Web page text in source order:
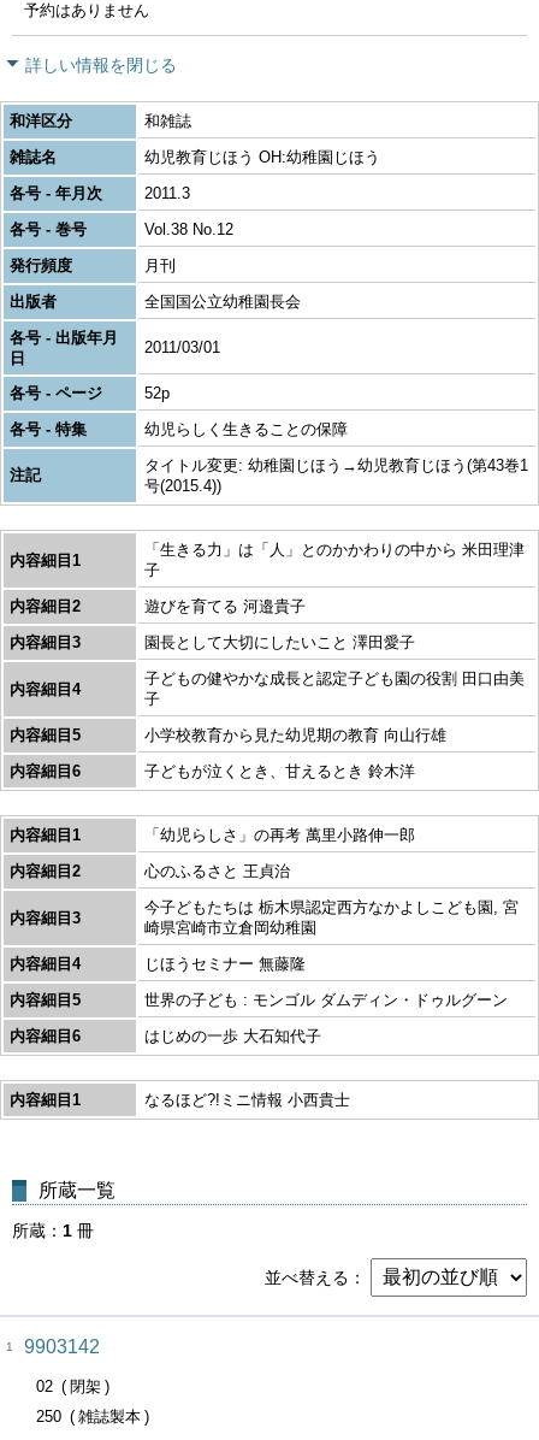
予約はありません
詳しい情報を閉じる
和洋区分
和雑誌
雑誌名
幼児教育じほう OH:幼稚園じほう
各号 - 年月次
2011.3
各号 - 巻号
Vol.38 No.12
発行頻度
月刊
出版者
全国国公立幼稚園長会
各号 - 出版年月
日
2011/03/01
各号 - ページ
52p
各号 - 特集
幼児らしく生きることの保障
注記
タイトル変更: 幼稚園じほう→幼児教育じほう(第43巻1
号(2015.4))
内容細目1
「生きる力」は「人」とのかかわりの中から 米田理津
子
内容細目2
遊びを育てる 河邉貴子
内容細目3
園長として大切にしたいこと 澤田愛子
内容細目4
子どもの健やかな成長と認定子ども園の役割 田口由美
子
内容細目5
小学校教育から見た幼児期の教育 向山行雄
内容細目6
子どもが泣くとき、甘えるとき 鈴木洋
内容細目1
「幼児らしさ」の再考 萬里小路伸一郎
内容細目2
心のふるさと 王貞治
内容細目3
今子どもたちは 栃木県認定西方なかよしこども園, 宮
崎県宮崎市立倉岡幼稚園
内容細目4
じほうセミナー 無藤隆
内容細目5
世界の子ども : モンゴル ダムディン・ドゥルグーン
内容細目6
はじめの一歩 大石知代子
内容細目1 なるほど?!ミニ情報 小西貴士
所蔵一覧
所蔵 1 冊
並べ替える
1 9903142
02
閉架
250
雑誌製本